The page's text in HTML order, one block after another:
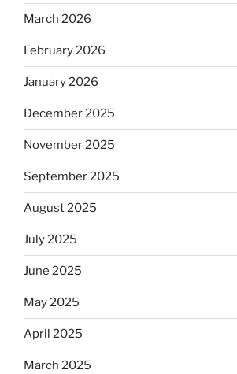
March 2026
February 2026
January 2026
December 2025
November 2025
September 2025
August 2025
July 2025
June 2025
May 2025
April 2025
March 2025